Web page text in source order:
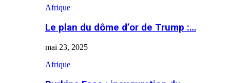
Afrique
Le plan du dôme d’or de Trump :…
mai 23, 2025
Afrique